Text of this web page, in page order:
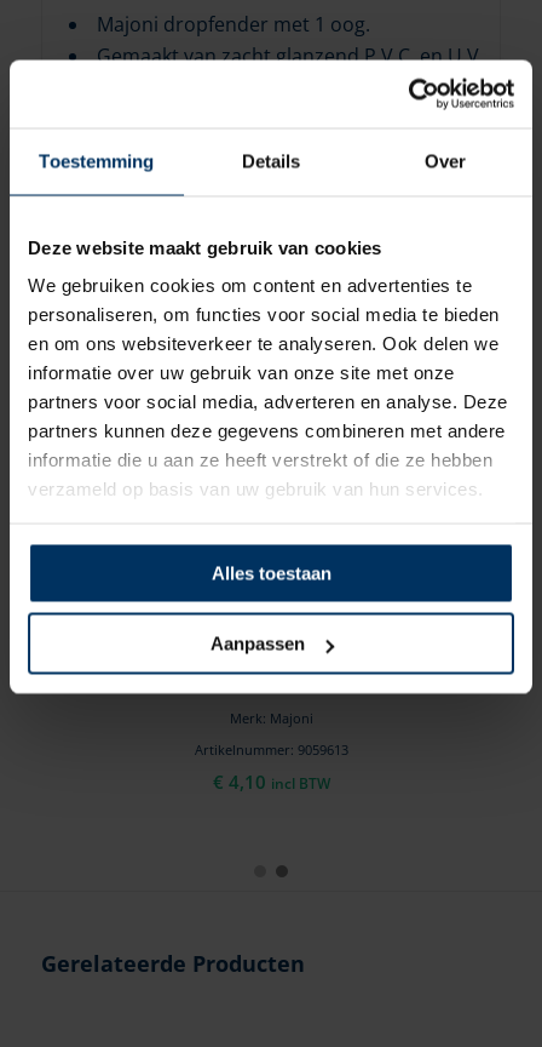
Toestemming Details Over
Deze website maakt gebruik van cookies
We gebruiken cookies om content en advertenties te
personaliseren, om functies voor social media te bieden
en om ons websiteverkeer te analyseren. Ook delen we
informatie over uw gebruik van onze site met onze
partners voor social media, adverteren en analyse. Deze
partners kunnen deze gegevens combineren met andere
informatie die u aan ze heeft verstrekt of die ze hebben
verzameld op basis van uw gebruik van hun services.
Alles toestaan
Aanpassen
Majoni dropfender met 1 oog.
Gemaakt van zacht glanzend P.V.C. en U.V
Vulnippel om fenders op te pompen
met een fietspomp
Merk: Majoni
Artikelnummer: 9059613
€ 4,10 incl BTW
Gerelateerde Producten